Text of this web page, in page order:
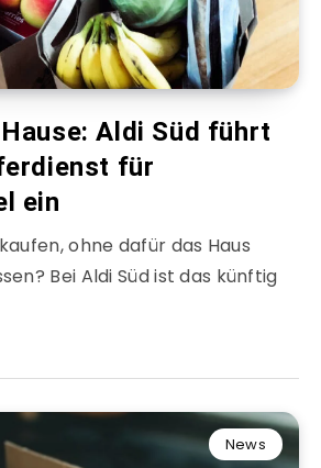
Aldi Süd führt
für
ein
ohne dafür das Haus
Bei Aldi Süd ist das künftig
News